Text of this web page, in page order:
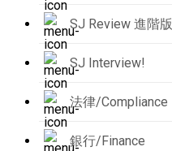
SJ Review 進階版
SJ Interview!
法律/Compliance
銀行/Finance